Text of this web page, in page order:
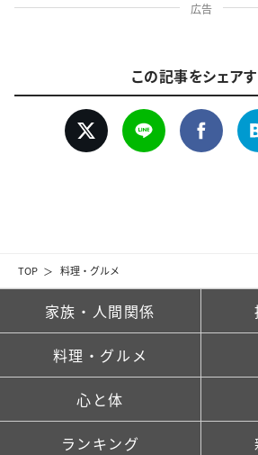
TOP 料理・グルメ
広告
この記事をシェア
家族・人間関係
料理・グルメ
心と体
ランキング